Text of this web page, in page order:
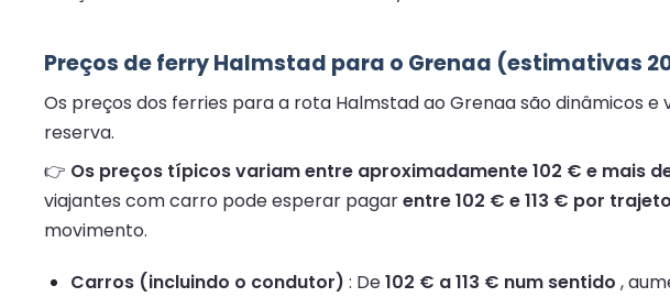
Preços de ferry Halmstad para o Grenaa (estimativas
Os preços dos ferries para a rota Halmstad ao Grenaa são dinâmicos
reserva.
👉 Os preços típicos variam entre aproximadamente 102 € e mais
viajantes com carro pode esperar pagarentre 102 € e 113 € por trajeto
movimento.
Carros (incluindo o condutor) : De102 € a 113 € num sentido ,